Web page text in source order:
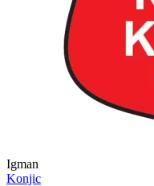
Igman
Konjic